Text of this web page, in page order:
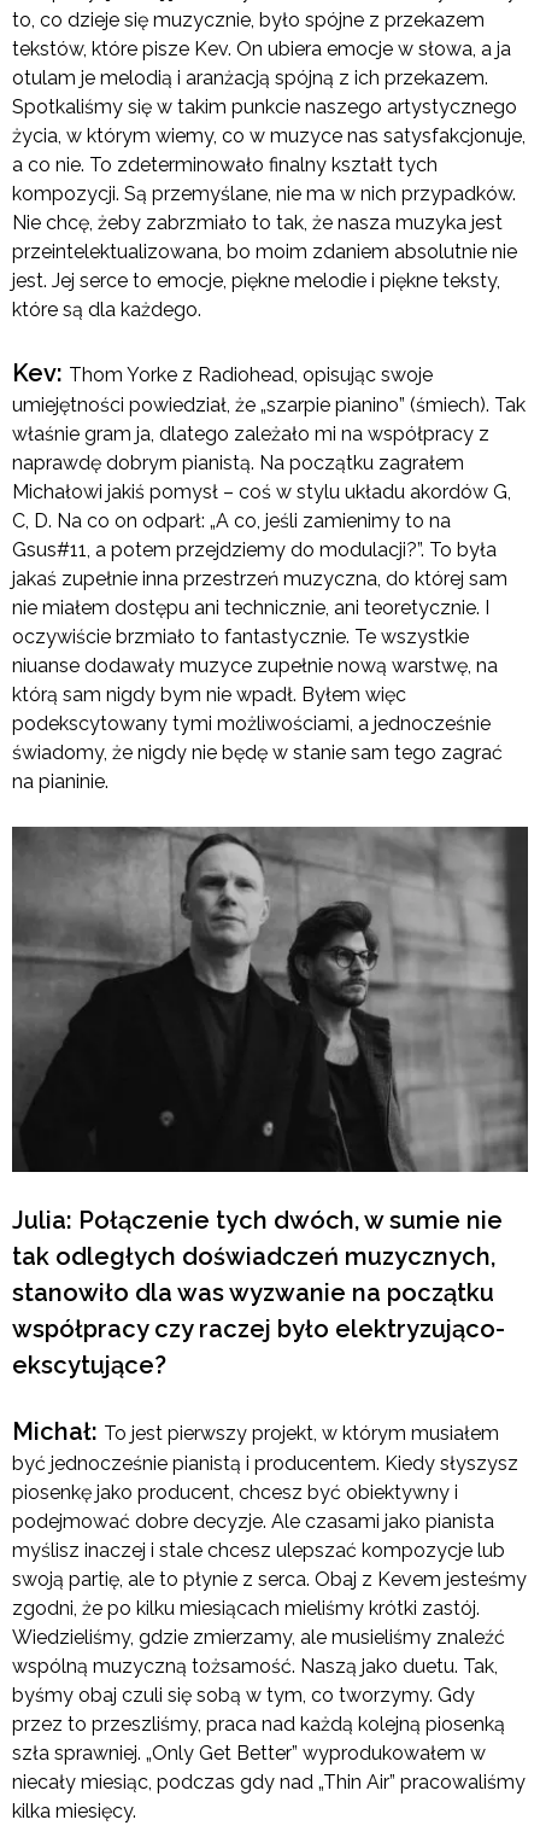
to, co dzieje się muzycznie, było spójne z przekazem
tekstów, które pisze Kev. On ubiera emocje w słowa, a ja
otulam je melodią i aranżacją spójną z ich przekazem.
Spotkaliśmy się w takim punkcie naszego artystycznego
życia, w którym wiemy, co w muzyce nas satysfakcjonuje,
a co nie. To zdeterminowało finalny kształt tych
kompozycji. Są przemyślane, nie ma w nich przypadków.
Nie chcę, żeby zabrzmiało to tak, że nasza muzyka jest
przeintelektualizowana, bo moim zdaniem absolutnie nie
jest. Jej serce to emocje, piękne melodie i piękne teksty,
które są dla każdego.
Kev: Thom Yorke z Radiohead, opisując swoje
umiejętności powiedział, że „szarpie pianino” (śmiech). Tak
właśnie gram ja, dlatego zależało mi na współpracy z
naprawdę dobrym pianistą. Na początku zagrałem
Michałowi jakiś pomysł – coś w stylu układu akordów G,
C, D. Na co on odparł: „A co, jeśli zamienimy to na
Gsus#11, a potem przejdziemy do modulacji?”. To była
jakaś zupełnie inna przestrzeń muzyczna, do której sam
nie miałem dostępu ani technicznie, ani teoretycznie. I
oczywiście brzmiało to fantastycznie. Te wszystkie
niuanse dodawały muzyce zupełnie nową warstwę, na
którą sam nigdy bym nie wpadł. Byłem więc
podekscytowany tymi możliwościami, a jednocześnie
świadomy, że nigdy nie będę w stanie sam tego zagrać
na pianinie.
Julia: Połączenie tych dwóch, w sumie nie
tak odległych doświadczeń muzycznych,
stanowiło dla was wyzwanie na początku
współpracy czy raczej było elektryzująco-
ekscytujące?
Michał: To jest pierwszy projekt, w którym musiałem
być jednocześnie pianistą i producentem. Kiedy słyszysz
piosenkę jako producent, chcesz być obiektywny i
podejmować dobre decyzje. Ale czasami jako pianista
myślisz inaczej i stale chcesz ulepszać kompozycje lub
swoją partię, ale to płynie z serca. Obaj z Kevem jesteśmy
zgodni, że po kilku miesiącach mieliśmy krótki zastój.
Wiedzieliśmy, gdzie zmierzamy, ale musieliśmy znaleźć
wspólną muzyczną tożsamość. Naszą jako duetu. Tak,
byśmy obaj czuli się sobą w tym, co tworzymy. Gdy
przez to przeszliśmy, praca nad każdą kolejną piosenką
szła sprawniej. „Only Get Better” wyprodukowałem w
niecały miesiąc, podczas gdy nad „Thin Air” pracowaliśmy
kilka miesięcy.